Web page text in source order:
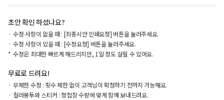
초안 확인 하셨나요?
수정 사항이 없을 때 : [최종시안 인쇄요청] 버튼을 눌러주세요.
수정 사항이 있을 때 : [수정요청] 버튼을 눌러주세요.
수정은 최대한 빠르게 해드리지만, 1일 정도 걸릴 수 있어요.
무료로 드려요!
무제한 수정 : 횟수 제한 없이 고객님이 확정하기 전까지 가능해요.
컬러봉투와 스티커 : 청첩장 수량에 맞게 함께 보내드려요.